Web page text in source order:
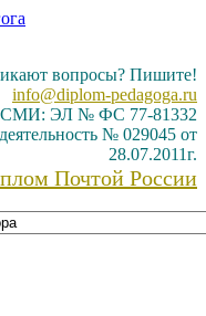
вопросы? Пишите!
info@diplom-pedagoga.ru
СМИ: ЭЛ № ФС 77-81332
№ 029045 от
28.07.2011г.
Почтой России